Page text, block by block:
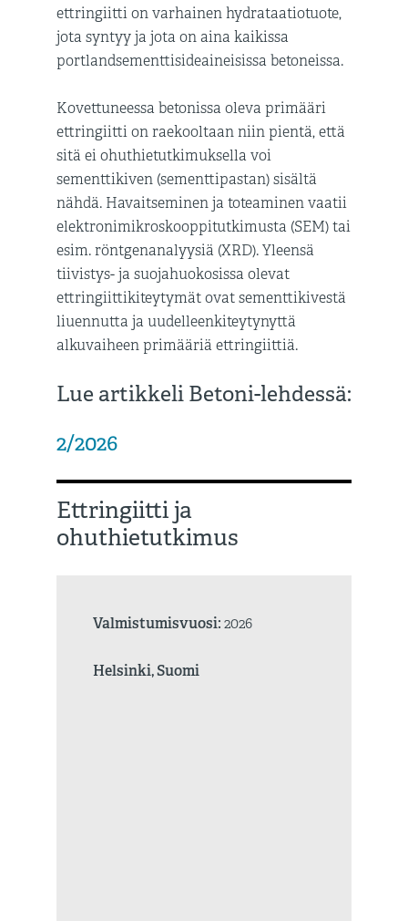
ettringiitti on varhainen hydrataatiotuote,
jota syntyy ja jota on aina kaikissa
portlandsementtisideaineisissa betoneissa.
Kovettuneessa betonissa oleva primääri
ettringiitti on raekooltaan niin pientä, että
sitä ei ohuthietutkimuksella voi
sementtikiven (sementtipastan) sisältä
nähdä. Havaitseminen ja toteaminen vaatii
elektronimikroskooppitutkimusta (SEM) tai
esim. röntgenanalyysiä (XRD). Yleensä
tiivistys- ja suojahuokosissa olevat
ettringiittikiteytymät ovat sementtikivestä
liuennutta ja uudelleenkiteytynyttä
alkuvaiheen primääriä ettringiittiä.
Lue artikkeli Betoni-lehdessä:
2/2026
Ettringiitti ja
ohuthietutkimus
Valmistumisvuosi: 2026
Helsinki, Suomi